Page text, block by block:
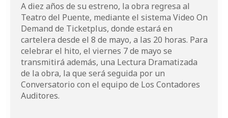
A diez años de su estreno, la obra regresa al
Teatro del Puente, mediante el sistema Video On
Demand de Ticketplus, donde estará en
cartelera desde el 8 de mayo, a las 20 horas. Para
celebrar el hito, el viernes 7 de mayo se
transmitirá además, una Lectura Dramatizada
de la obra, la que será seguida por un
Conversatorio con el equipo de Los Contadores
Auditores.